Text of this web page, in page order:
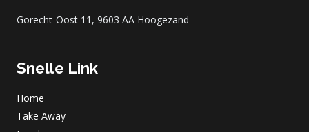
Gorecht-Oost 11, 9603 AA Hoogezand
Snelle Link
Home
Take Away